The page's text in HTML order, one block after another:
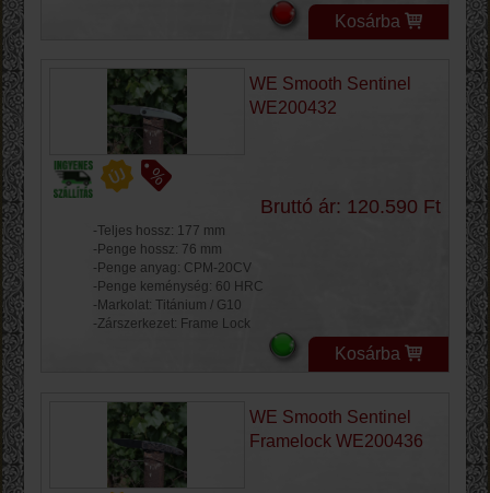
Kosárba
WE Smooth Sentinel
WE200432
Bruttó ár: 120.590 Ft
-Teljes hossz: 177 mm
-Penge hossz: 76 mm
-Penge anyag: CPM-20CV
-Penge keménység: 60 HRC
-Markolat: Titánium / G10
-Zárszerkezet: Frame Lock
Kosárba
WE Smooth Sentinel
Framelock WE200436